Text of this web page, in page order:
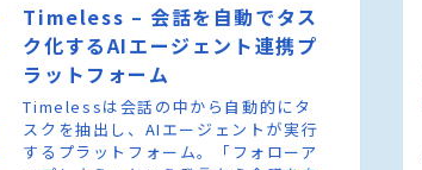
Timeless – 会話を自動でタス
ク化するAIエージェント連携プ
ラットフォーム
Timelessは会話の中から自動的にタ
スクを抽出し、AIエージェントが実行
するプラットフォーム。「フォローア